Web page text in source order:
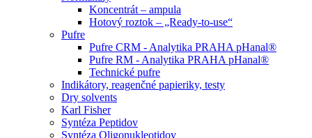
Koncentrát – ampula
Hotový roztok – „Ready-to-use“
Pufre
Pufre CRM - Analytika PRAHA pHanal®
Pufre RM - Analytika PRAHA pHanal®
Technické pufre
Indikátory, reagenčné papieriky, testy
Dry solvents
Karl Fisher
Syntéza Peptidov
Syntéza Oligonukleotidov